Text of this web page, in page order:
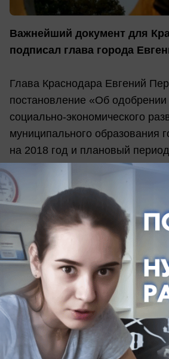
Важнейший документ для
подписал глава города
Глава Краснодара Евгений
постановление «Об одобрении
социально-экономического
муниципального образования
на 2018 год и плановый
годов».
Согласно прогнозам
снижаться темпы ввода в
домов. Уменьшение будет идти
процента в год, начиная со
отношение к предыдущему году
процента.
Уровень безработицы, как и
работающих граждан меняться
несмотря на заявление роста